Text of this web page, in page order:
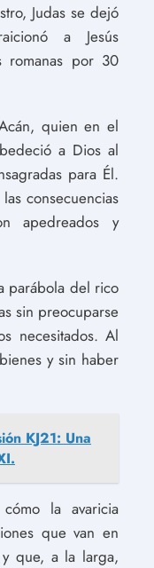
Judas se dejó
a Jesús
romanas por 30
quien en el
a Dios al
para Él.
consecuencias
apedreados y
parábola del rico
sin preocuparse
necesitados. Al
y sin haber
KJ21: Una
la avaricia
que van en
que, a la larga,